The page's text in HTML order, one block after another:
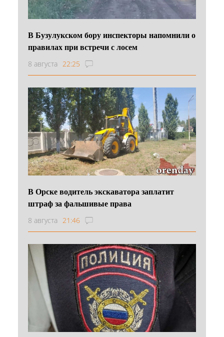
В Бузулукском бору инспекторы напомнили о
правилах при встречи с лосем
8 августа 22:25
В Орске водитель экскаватора заплатит
штраф за фальшивые права
8 августа 21:46